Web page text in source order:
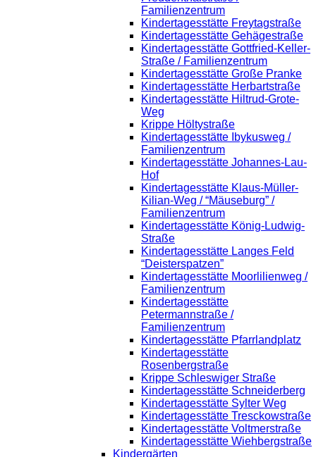
Familienzentrum
Kindertagesstätte Freytagstraße
Kindertagesstätte Gehägestraße
Kindertagesstätte Gottfried-Keller-
Straße / Familienzentrum
Kindertagesstätte Große Pranke
Kindertagesstätte Herbartstraße
Kindertagesstätte Hiltrud-Grote-
Weg
Krippe Höltystraße
Kindertagesstätte Ibykusweg /
Familienzentrum
Kindertagesstätte Johannes-Lau-
Hof
Kindertagesstätte Klaus-Müller-
Kilian-Weg / “Mäuseburg” /
Familienzentrum
Kindertagesstätte König-Ludwig-
Straße
Kindertagesstätte Langes Feld
“Deisterspatzen”
Kindertagesstätte Moorlilienweg /
Familienzentrum
Kindertagesstätte
Petermannstraße /
Familienzentrum
Kindertagesstätte Pfarrlandplatz
Kindertagesstätte
Rosenbergstraße
Krippe Schleswiger Straße
Kindertagesstätte Schneiderberg
Kindertagesstätte Sylter Weg
Kindertagesstätte Tresckowstraße
Kindertagesstätte Voltmerstraße
Kindertagesstätte Wiehbergstraße
Kindergärten